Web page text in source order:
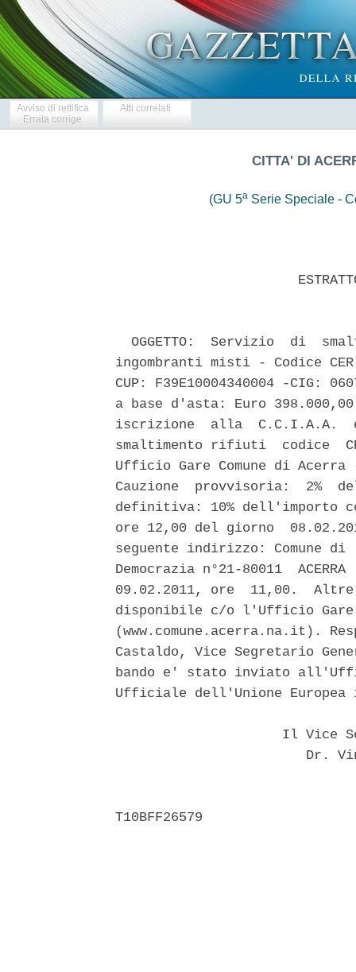
Avviso di rettifica
Errata corrige
Atti correlati
CITTA' DI
(GU 5a Serie Speciale -
OGGETTO:  Servizio  di
ingombranti misti - Codice
CUP: F39E10004340004 -CIG:
a base d'asta: Euro
iscrizione  alla  C.C.I.A.A.
smaltimento rifiuti  codice
Ufficio Gare Comune di
Cauzione  provvisoria:  2%
definitiva: 10% dell'importo
ore 12,00 del giorno
seguente indirizzo: Comune
Democrazia n°21-80011
09.02.2011, ore  11,00.
disponibile c/o l'Ufficio
(www.comune.acerra.na.it).
Castaldo, Vice Segretario
bando e' stato inviato
Ufficiale dell'Unione Europea
Il Vice
Dr.